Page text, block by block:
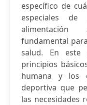
específico de
especiales
fundamental
salud. En este
principios
humana y los
deportiva que
las necesidades